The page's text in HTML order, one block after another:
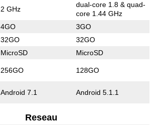
2 GHz
dual-core 1.8 & quad-
core 1.44 GHz
4GO 3GO
32GO 32GO
MicroSD MicroSD
256GO 128GO
Android 7.1 Android 5.1.1
Reseau